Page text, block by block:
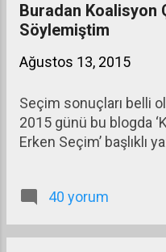
Buradan Koalisyon
Söylemiştim
Ağustos 13, 2015
Seçim sonuçları belli
2015 günü bu blogda
Erken Seçim’ başlıklı
40 yorum